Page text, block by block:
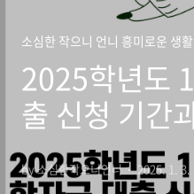
소심한 작으니 언니 흥미로운 생활
2025학년도
출 신청 기간
by 소심한작으니언니 2025. 1. 3.